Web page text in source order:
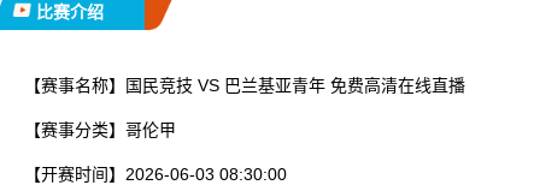
比赛介绍
【赛事名称】 国民竞技 VS 巴兰基亚青年 免费高清在线直播
【赛事分类】 哥伦甲
【开赛时间】 2026-06-03 08:30:00